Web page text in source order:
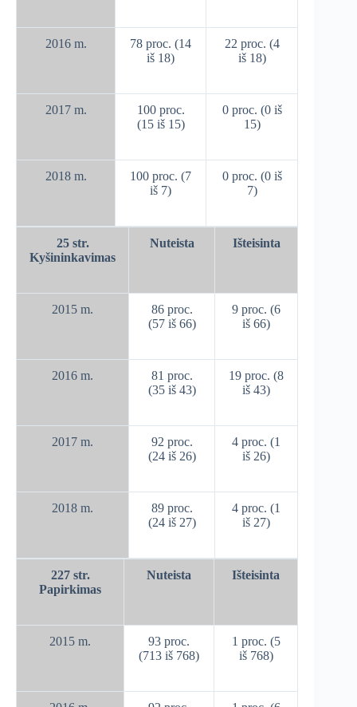
2016 m.
78 proc. (14
iš 18)
22 proc. (4
iš 18)
2017 m.
100 proc.
(15 iš 15)
0 proc. (0 iš
15)
2018 m.
100 proc. (7
iš 7)
0 proc. (0 iš
7)
25 str.
Kyšininkavimas
Nuteista Išteisinta
2015 m.
86 proc.
(57 iš 66)
9 proc. (6
iš 66)
2016 m.
81 proc.
(35 iš 43)
19 proc. (8
iš 43)
2017 m.
92 proc.
(24 iš 26)
4 proc. (1
iš 26)
2018 m.
89 proc.
(24 iš 27)
4 proc. (1
iš 27)
227 str.
Papirkimas
Nuteista Išteisinta
2015 m.
93 proc.
(713 iš 768)
1 proc. (5
iš 768)